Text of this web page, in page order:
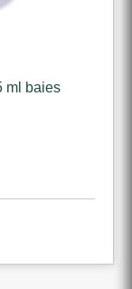
ml baies